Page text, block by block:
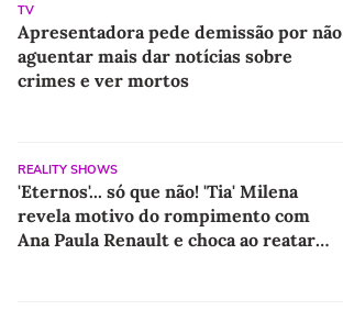
TV
Apresentadora pede demissão por não
aguentar mais dar notícias sobre
crimes e ver mortos
REALITY SHOWS
'Eternos'... só que não! 'Tia' Milena
revela motivo do rompimento com
Ana Paula Renault e choca ao reatar